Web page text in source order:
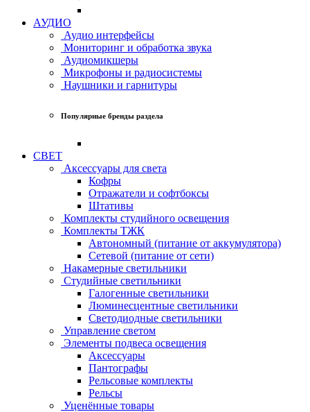
АУДИО
Аудио интерфейсы
Мониторинг и обработка звука
Аудиомикшеры
Микрофоны и радиосистемы
Наушники и гарнитуры
Популярные бренды раздела
СВЕТ
Аксессуары для света
Кофры
Отражатели и софтбоксы
Штативы
Комплекты студийного освещения
Комплекты ТЖК
Автономный (питание от аккумулятора)
Сетевой (питание от сети)
Накамерные светильники
Студийные светильники
Галогенные светильники
Люминесцентные светильники
Светодиодные светильники
Управление светом
Элементы подвеса освещения
Аксессуары
Пантографы
Рельсовые комплекты
Рельсы
Уценённые товары